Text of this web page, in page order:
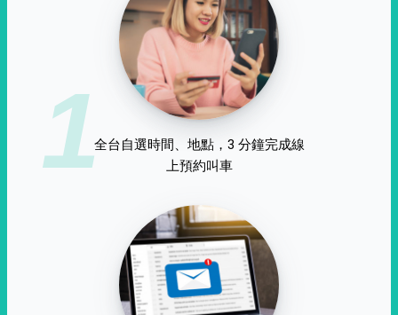
1全台自選時間、地點，3 分鐘完成線
上預約叫車